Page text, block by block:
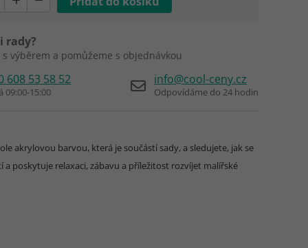
rady?
s výběrem a pomůžeme s objednávkou
608 53 58 52
09:00-15:00
info@cool-ceny.cz
Odpovídáme do 24 hodin
akrylovou barvou, která je součástí sady, a sledujete, jak se
poskytuje relaxaci, zábavu a příležitost rozvíjet malířské